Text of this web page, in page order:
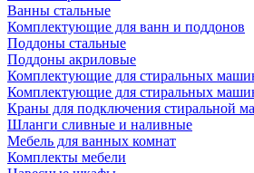
Ванны стальные
Комплектующие для ванн и поддонов
Поддоны стальные
Поддоны акриловые
Комплектующие для стиральных
Комплектующие для стиральных
Краны для подключения стиральной
Шланги сливные и наливные
Мебель для ванных комнат
Комплекты мебели